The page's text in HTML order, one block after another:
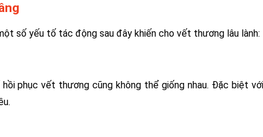
số yếu tố tác động sau đây khiến cho vết thương lâu lành:
phục vết thương cũng không thể giống nhau. Đặc biệt với